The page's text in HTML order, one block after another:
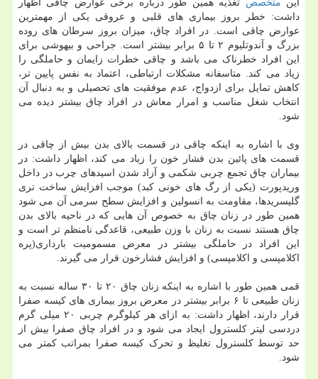
این متخصص تغذیه همین طور درباره برخی عوارض چاقی اظهار
داشت: خطر بروز بیماری های قلبی و عروقی یکی از مهمترین
عوارض چاقی است. در افراد چاق، میزان بروز سرطان های روده
بزرگ و آندوتلیوم ۲ تا ۵ برابر بیشتر است. جراحی و بیهوشی برای
این افراد خطرناک می باشد و چاقی خطرات زایمان و حاملگی را
زیاد می کند. متاسفانه مشکلات ارتباطی، اعتماد به نفس پایین تر،
کاهش تمایل برای ازدواج، عدم موفقیت های تحصیلی و به دنبال آن
انتخاب شغل مناسب و امرار معاش در افراد چاق بیشتر دیده می
شود.
وی با اشاره به اینکه چاقی در قسمت بالای بدن بیش از چاقی در
قسمت های پائین بدن فشار خون را زیاد می کند، اظهار داشت: در
بیماران چاق تجمع چربی شکمی و آزاد شدن اسیدهای چرب در داخل
وریدپورت (یکی از رگ های خونی کبد) موجب افزایش ساخت تری
گلیسریدها، مقاومت به انسولین و افزایش سطح سرمی آن می شود
همین طور در زنان چاق به خصوص آن هایی که در ناحیه بالای بدن
چاق هستند نسبت به زنان با وزن طبیعی، قاعدگی نامنظم تر است و
این افراد در حاملگی بیشتر در معرض مسمومیت بارداری(پره
اکلامپسی و اکلامپسی) و افزایش فشارخون قرار می گیرند.
قمی همین طور با اشاره به اینکه زنان چاق ۲۰ تا ۳۰ ساله نسبت به
زنان طبیعی تا ۶ برابر بیشتر در معرض بروز بیماری های کیسه صفرا
قرار دارند، اظهار داشت: به ازای هر کیلوگرم چربی ۲۰ میلی گرم
دردسی لیتر کلسترول ایجاد می شود و در افراد چاق صفرا بیش از
حد توسط کلسترول تغلیظ و تحرک کیسه صفرا بمراتب کمتر می
شود.